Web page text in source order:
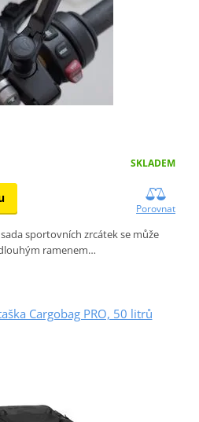
SKLADEM
Porovnat
sportovních zrcátek se může
ramenem…
Cargobag PRO, 50 litrů